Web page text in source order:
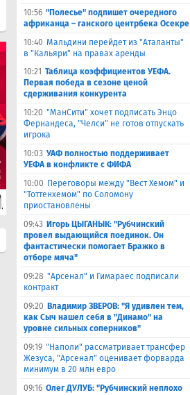
10:56 "Полесье" подпишет очередного
африканца – ганского центрбека Осекре
10:40 Мальдини перейдет из "Аталанты"
в "Кальяри" на правах аренды
10:21 Таблица коэффициентов УЕФА.
Первая победа в сезоне ценой
сдерживания конкурента
10:20 "МанСити" хочет подписать Энцо
Фернандеса, "Челси" не готов отпускать
игрока
10:03 УАФ полностью поддерживает
УЕФА в конфликте с ФИФА
10:00 Переговоры между "Вест Хемом" и
"Тоттенхемом" по Соломону
приостановлены
09:43 Игорь ЦЫГАНЫК: "Рубчинский
провел выдающийся поединок. Он
фантастически помогает Бражко в
отборе мяча"
09:28 ​"Арсенал" и Гимараес подписали
контракт
09:20 Владимир ЗВЕРОВ: "Я удивлен тем,
как Сыч нашел себя в "Динамо" на
уровне сильных соперников"
09:19 "Наполи" рассматривает трансфер
Жезуса, "Арсенал" оценивает форварда
минимум в 20 млн евро
09:16 Олег ДУЛУБ: "Рубчинский неплохо